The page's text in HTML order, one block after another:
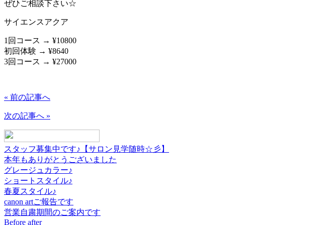
ぜひご相談下さい☆
サイエンスアクア
1回コース → ¥10800
初回体験 → ¥8640
3回コース → ¥27000
« 前の記事へ
次の記事へ »
スタッフ募集中です♪【サロン見学随時☆彡】
本年もありがとうございました
グレージュカラー♪
ショートスタイル♪
春夏スタイル♪
canon artご報告です
営業自粛期間のご案内です
Before after